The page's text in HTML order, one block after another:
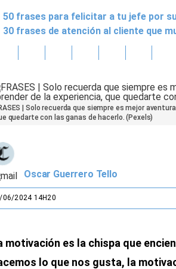
50 frases para felicitar a tu jefe por
30 frases de atención al cliente que
| Solo recuerda que siempre es mejor
quedarte con las ganas de hacerlo. (Pexels)
Oscar Guerrero Tello
06/2024 14H20
motivación es la chispa que
lo que nos gusta, la